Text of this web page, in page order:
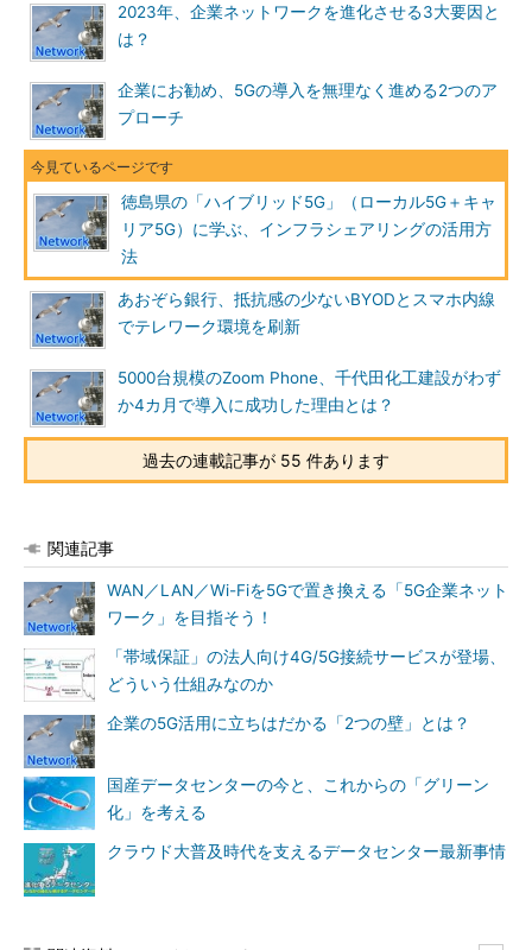
2023年、企業ネットワークを進化させる3大要因と
は？
企業にお勧め、5Gの導入を無理なく進める2つのア
プローチ
徳島県の「ハイブリッド5G」（ローカル5G＋キャ
リア5G）に学ぶ、インフラシェアリングの活用方
法
あおぞら銀行、抵抗感の少ないBYODとスマホ内線
でテレワーク環境を刷新
5000台規模のZoom Phone、千代田化工建設がわず
か4カ月で導入に成功した理由とは？
過去の連載記事が 55 件あります
関連記事
WAN／LAN／Wi-Fiを5Gで置き換える「5G企業ネット
ワーク」を目指そう！
「帯域保証」の法人向け4G/5G接続サービスが登場、
どういう仕組みなのか
企業の5G活用に立ちはだかる「2つの壁」とは？
国産データセンターの今と、これからの「グリーン
化」を考える
クラウド大普及時代を支えるデータセンター最新事情